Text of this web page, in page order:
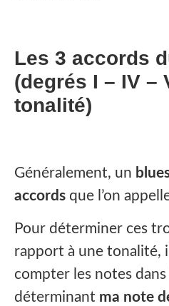
Les 3 accords
(degrés I – IV –
tonalité)
Généralement, un
accords que l’on
Pour déterminer ces
rapport à une tonalité,
compter les notes dans
déterminant ma note